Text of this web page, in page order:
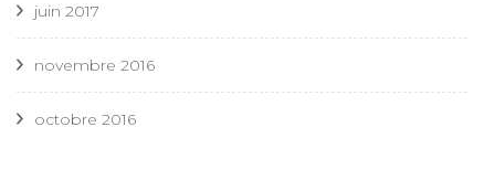
juin 2017
novembre 2016
octobre 2016